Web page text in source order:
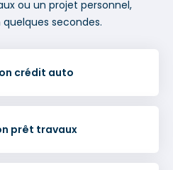
ou un projet personnel,
secondes.
crédit auto
prêt travaux